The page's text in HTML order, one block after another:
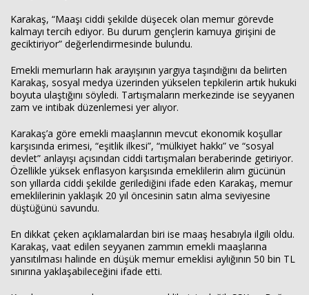
Karakaş, “Maaşı ciddi şekilde düşecek olan memur görevde
kalmayı tercih ediyor. Bu durum gençlerin kamuya girişini de
geciktiriyor” değerlendirmesinde bulundu.
Emekli memurların hak arayışının yargıya taşındığını da belirten
Karakaş, sosyal medya üzerinden yükselen tepkilerin artık hukuki
boyuta ulaştığını söyledi. Tartışmaların merkezinde ise seyyanen
zam ve intibak düzenlemesi yer alıyor.
Karakaş’a göre emekli maaşlarının mevcut ekonomik koşullar
karşısında erimesi, “eşitlik ilkesi”, “mülkiyet hakkı” ve “sosyal
devlet” anlayışı açısından ciddi tartışmaları beraberinde getiriyor.
Özellikle yüksek enflasyon karşısında emeklilerin alım gücünün
son yıllarda ciddi şekilde gerilediğini ifade eden Karakaş, memur
emeklilerinin yaklaşık 20 yıl öncesinin satın alma seviyesine
düştüğünü savundu.
En dikkat çeken açıklamalardan biri ise maaş hesabıyla ilgili oldu.
Karakaş, vaat edilen seyyanen zammın emekli maaşlarına
yansıtılması halinde en düşük memur emeklisi aylığının 50 bin TL
sınırına yaklaşabileceğini ifade etti.